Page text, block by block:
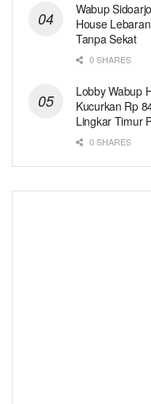
Wabup
House
Tanpa Sekat
0 SHARES
Lobby Wabup
Kucurkan Rp
Lingkar Timur
0 SHARES